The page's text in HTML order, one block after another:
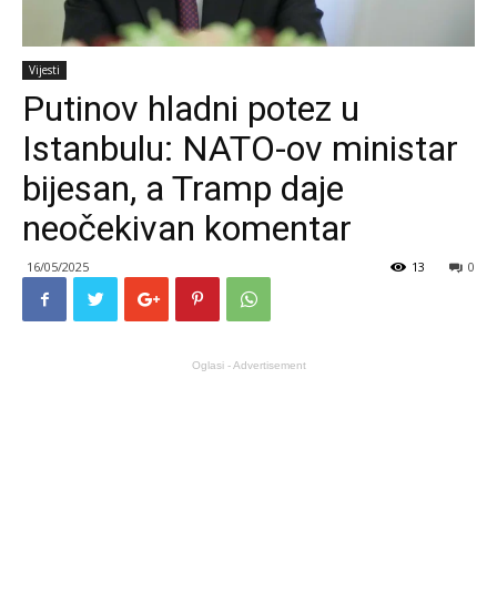
Vijesti
Putinov hladni potez u
Istanbulu: NATO-ov ministar
bijesan, a Tramp daje
neočekivan komentar
16/05/2025 0
13
Oglasi - Advertisement